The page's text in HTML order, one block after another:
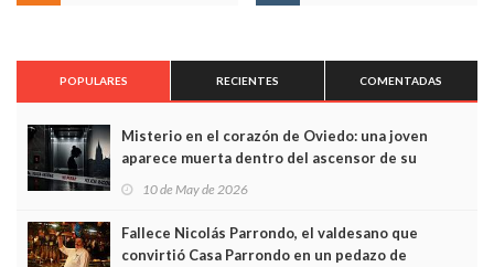
POPULARES RECIENTES COMENTADAS
Misterio en el corazón de Oviedo: una joven
aparece muerta dentro del ascensor de su
edificio y las cámaras captan sus últimos minutos
10 de May de 2026
Fallece Nicolás Parrondo, el valdesano que
convirtió Casa Parrondo en un pedazo de